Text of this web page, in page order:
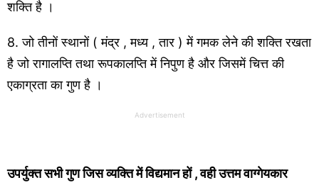
शक्ति है ।
8. जो तीनों स्थानों ( मंद्र , मध्य , तार ) में गमक लेने की शक्ति रखता
है जो रागालप्ति तथा रूपकालप्ति में निपुण है और जिसमें चित्त की
एकाग्रता का गुण है ।
Advertisement
उपर्युक्त सभी गुण जिस व्यक्ति में विद्यमान हों , वही उत्तम वाग्गेयकार